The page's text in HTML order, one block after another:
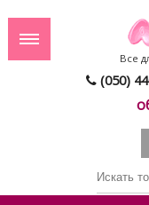
(050)
Все